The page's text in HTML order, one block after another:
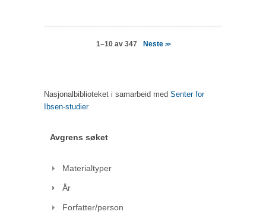
1–10 av 347 Neste >>
Nasjonalbiblioteket i samarbeid med Senter for
Ibsen-studier
Avgrens søket
Materialtyper
År
Forfatter/person